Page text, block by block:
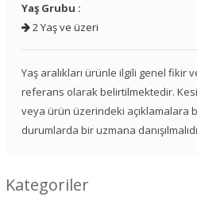
Yaş Grubu :
2 Yaş ve üzeri
Yaş aralıkları ürünle ilgili genel fikir
referans olarak belirtilmektedir.
veya ürün üzerindeki açıklamalara
durumlarda bir uzmana
Kategoriler